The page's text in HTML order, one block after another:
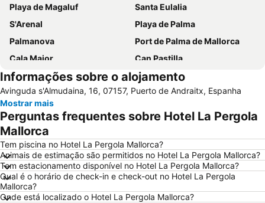
Playa de Magaluf
Santa Eulalia
S'Arenal
Playa de Palma
Palmanova
Port de Palma de Mallorca
Cala Major
Can Pastilla
Puerto de Port de Soller
Golf de Andratx
Santa Ponça
Platja de Torà o Platja Peguera Torà
Polígono de Levante
Platja de Palma
Riu Centre Palace
House of Katmandu
Cala Blanca - Platja de Palmanova
Platja Palmira o Platja Peguera Palmira o Platja des Pouet
Puerto de Valdemossa - Sa Marina
Paseo Marítimo
Placa Major
Ballonfahrt mit All in One Mallorca
Santa Catalina
Informações sobre o alojamento
Avinguda s'Almudaina, 16, 07157, Puerto de Andraitx, Espanha
Mostrar mais
Perguntas frequentes sobre Hotel La Pergola
Mallorca
Tem piscina no Hotel La Pergola Mallorca?
Animais de estimação são permitidos no Hotel La Pergola Mallorca?
Tem estacionamento disponível no Hotel La Pergola Mallorca?
Qual é o horário de check-in e check-out no Hotel La Pergola
Mallorca?
Onde está localizado o Hotel La Pergola Mallorca?